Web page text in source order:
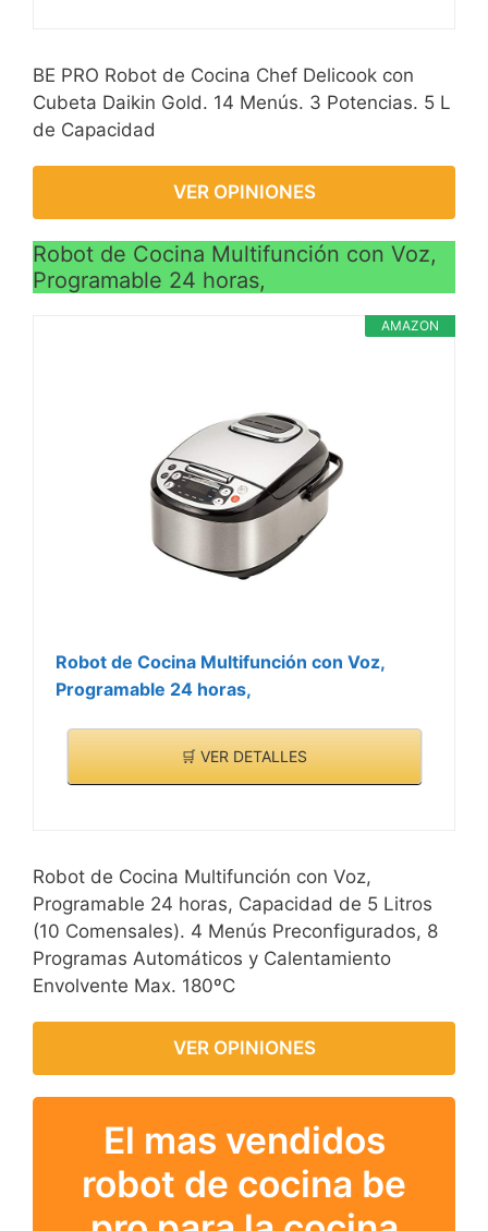
BE PRO Robot de Cocina Chef Delicook con
Cubeta Daikin Gold. 14 Menús. 3 Potencias. 5 L
de Capacidad
VER OPINIONES
Robot de Cocina Multifunción con Voz,
Programable 24 horas,
AMAZON
Robot de Cocina Multifunción con Voz,
Programable 24 horas,
🛒 VER DETALLES
Robot de Cocina Multifunción con Voz,
Programable 24 horas, Capacidad de 5 Litros
(10 Comensales). 4 Menús Preconfigurados, 8
Programas Automáticos y Calentamiento
Envolvente Max. 180ºC
VER OPINIONES
El mas vendidos
robot de cocina be